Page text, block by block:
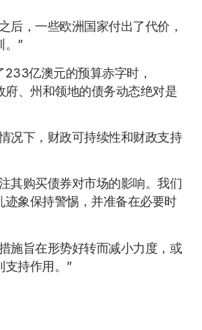
后，一些欧洲国家付出了代价，
。”
233亿澳元的预算赤字时，
府、州和领地的债务动态绝对是
况下，财政可持续性和财政支持
其购买债券对市场的影响。我们
迹象保持警惕，并准备在必要时
施旨在形势好转而减小力度，或
支持作用。”